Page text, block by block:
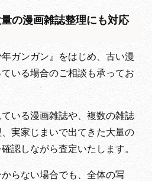
の漫画雑誌整理にも対応
ガンガン』をはじめ、古い漫
いる場合のご相談も承ってお
いる漫画雑誌や、複数の雑誌
実家じまいで出てきた大量の
認しながら査定いたします。
らない場合でも、全体の写